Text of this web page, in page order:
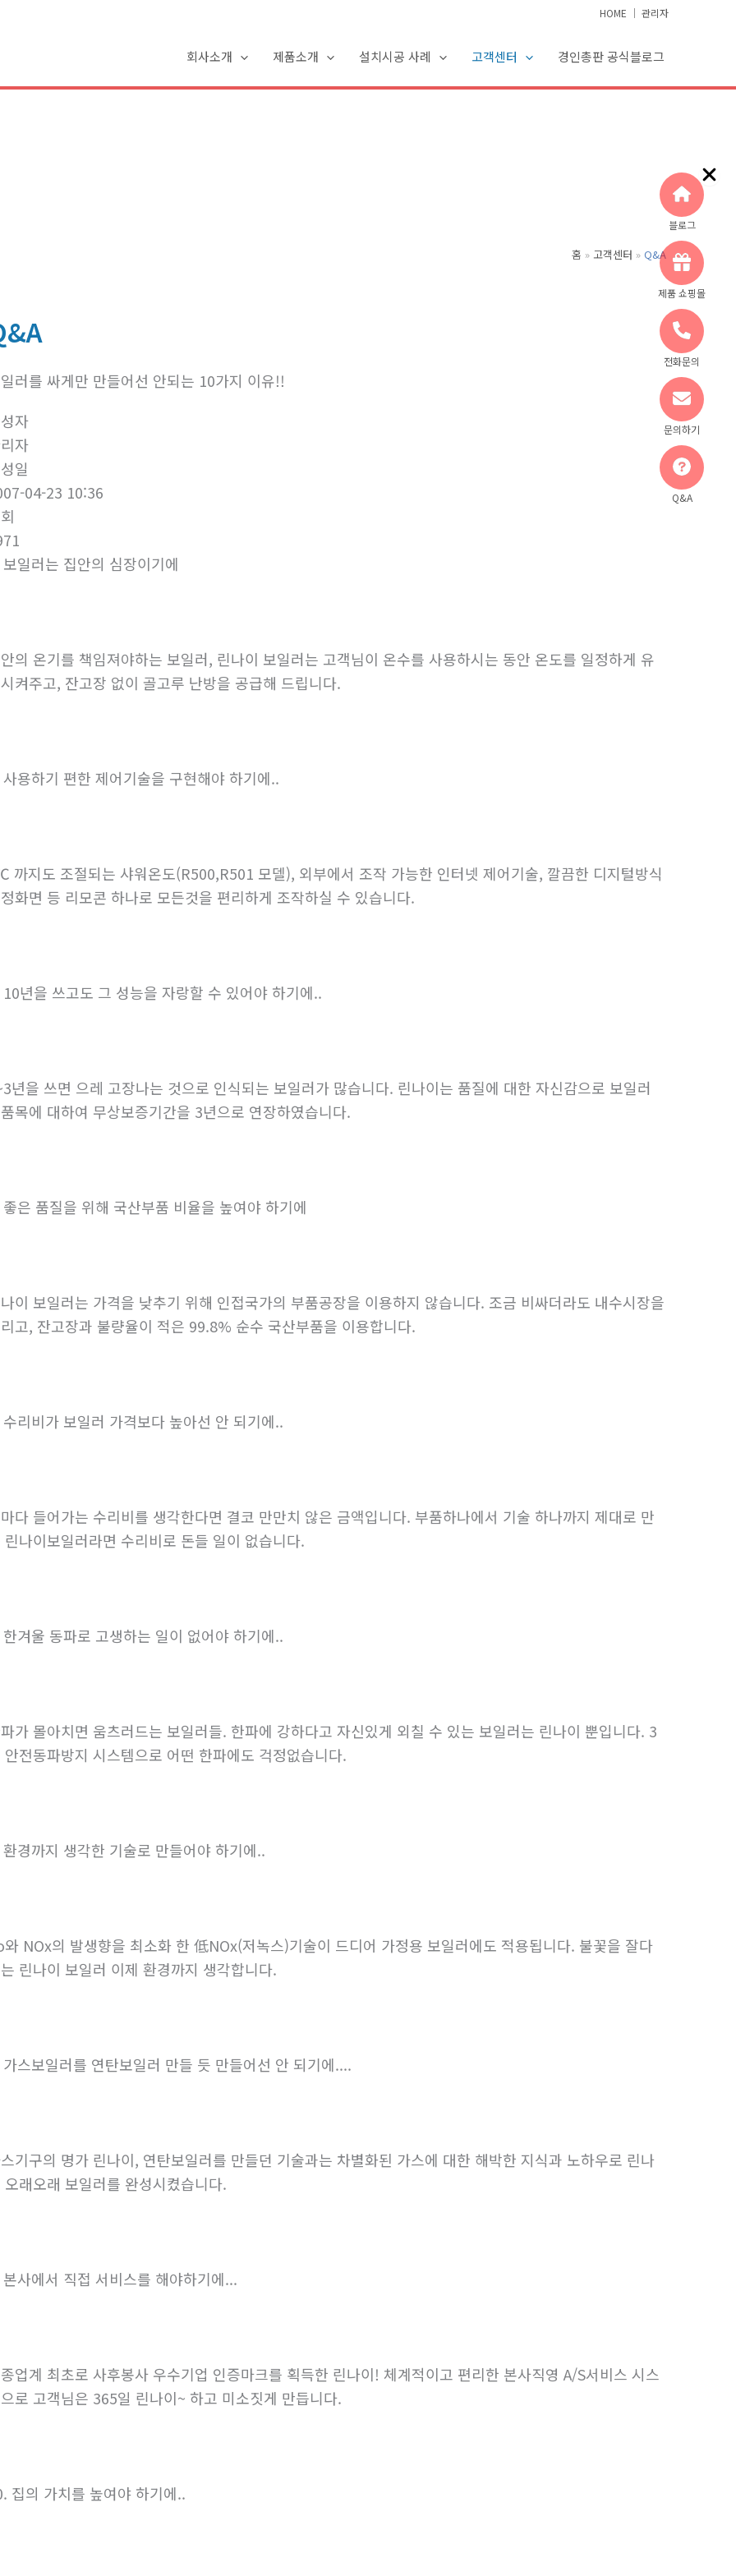
블로그
제품 쇼핑몰
전화문의
문의하기
Q&A
HOME │ 관리자
회사소개 제품소개 설치시공 사례 고객센터 경인총판 공식블로그
홈 고객센터 Q&A
러를 싸게만 만들어선 안되는 10가지 이유!!
자
자
일
04-23 10:36
보일러는 집안의 심장이기에
의 온기를 책임져야하는 보일러, 린나이 보일러는 고객님이 온수를 사용하시는 동안 온도를 일정하게 유
켜주고, 잔고장 없이 골고루 난방을 공급해 드립니다.
용하기 편한 제어기술을 구현해야 하기에..
까지도 조절되는 샤워온도(R500,R501 모델), 외부에서 조작 가능한 인터넷 제어기술, 깔끔한 디지털방식
화면 등 리모콘 하나로 모든것을 편리하게 조작하실 수 있습니다.
년을 쓰고도 그 성능을 자랑할 수 있어야 하기에..
년을 쓰면 으레 고장나는 것으로 인식되는 보일러가 많습니다. 린나이는 품질에 대한 자신감으로 보일러
목에 대하여 무상보증기간을 3년으로 연장하였습니다.
은 품질을 위해 국산부품 비율을 높여야 하기에
이 보일러는 가격을 낮추기 위해 인접국가의 부품공장을 이용하지 않습니다. 조금 비싸더라도 내수시장을
고, 잔고장과 불량율이 적은 99.8% 순수 국산부품을 이용합니다.
리비가 보일러 가격보다 높아선 안 되기에..
다 들어가는 수리비를 생각한다면 결코 만만치 않은 금액입니다. 부품하나에서 기술 하나까지 제대로 만
린나이보일러라면 수리비로 돈들 일이 없습니다.
겨울 동파로 고생하는 일이 없어야 하기에..
가 몰아치면 움츠러드는 보일러들. 한파에 강하다고 자신있게 외칠 수 있는 보일러는 린나이 뿐입니다. 3
안전동파방지 시스템으로 어떤 한파에도 걱정없습니다.
경까지 생각한 기술로 만들어야 하기에..
와 NOx의 발생향을 최소화 한 低NOx(저녹스)기술이 드디어 가정용 보일러에도 적용됩니다. 불꽃을 잘다
린나이 보일러 이제 환경까지 생각합니다.
스보일러를 연탄보일러 만들 듯 만들어선 안 되기에....
기구의 명가 린나이, 연탄보일러를 만들던 기술과는 차별화된 가스에 대한 해박한 지식과 노하우로 린나
오래오래 보일러를 완성시켰습니다.
사에서 직접 서비스를 해야하기에...
업계 최초로 사후봉사 우수기업 인증마크를 획득한 린나이! 체계적이고 편리한 본사직영 A/S서비스 시스
로 고객님은 365일 린나이~ 하고 미소짓게 만듭니다.
집의 가치를 높여야 하기에..